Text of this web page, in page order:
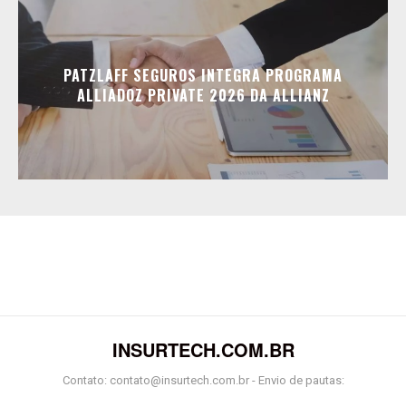
PATZLAFF SEGUROS INTEGRA PROGRAMA
ALLIADOZ PRIVATE 2026 DA ALLIANZ
INSURTECH.COM.BR
Contato: contato@insurtech.com.br - Envio de pautas: